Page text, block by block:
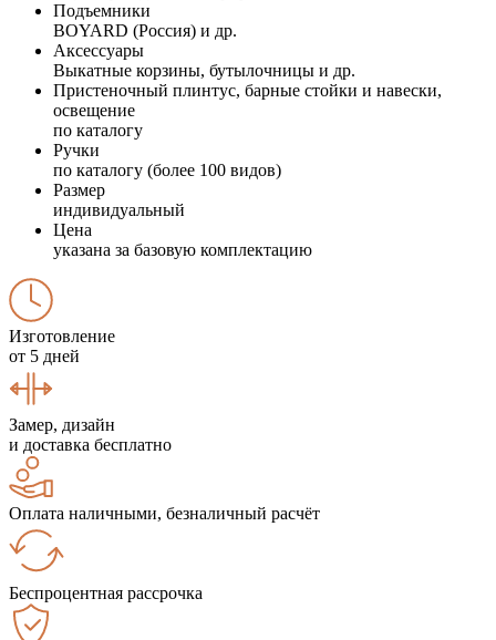
Подъемники
BOYARD (Россия) и др.
Аксессуары
Выкатные корзины, бутылочницы и др.
Пристеночный плинтус, барные стойки и навески,
освещение
по каталогу
Ручки
по каталогу (более 100 видов)
Размер
индивидуальный
Цена
указана за базовую комплектацию
Изготовление
от 5 дней
Замер, дизайн
и доставка бесплатно
Оплата наличными, безналичный расчёт
Беспроцентная рассрочка